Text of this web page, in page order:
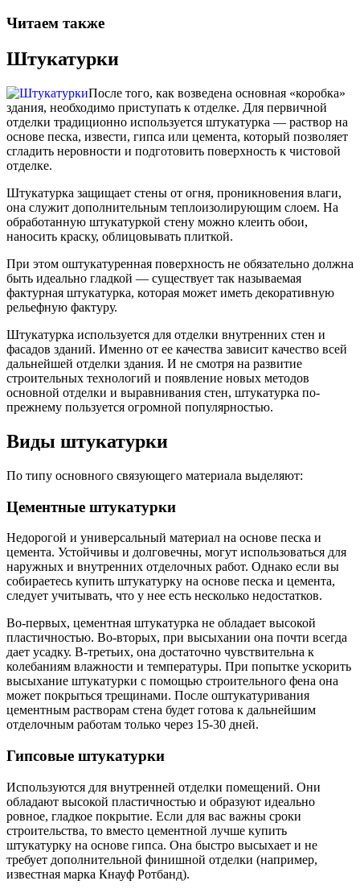
Читаем также
Штукатурки
После того, как возведена основная «коробка»
здания, необходимо приступать к отделке. Для первичной
отделки традиционно используется штукатурка — раствор на
основе песка, извести, гипса или цемента, который позволяет
сгладить неровности и подготовить поверхность к чистовой
отделке.
Штукатурка защищает стены от огня, проникновения влаги,
она служит дополнительным теплоизолирующим слоем. На
обработанную штукатуркой стену можно клеить обои,
наносить краску, облицовывать плиткой.
При этом оштукатуренная поверхность не обязательно должна
быть идеально гладкой — существует так называемая
фактурная штукатурка, которая может иметь декоративную
рельефную фактуру.
Штукатурка используется для отделки внутренних стен и
фасадов зданий. Именно от ее качества зависит качество всей
дальнейшей отделки здания. И не смотря на развитие
строительных технологий и появление новых методов
основной отделки и выравнивания стен, штукатурка по-
прежнему пользуется огромной популярностью.
Виды штукатурки
По типу основного связующего материала выделяют:
Цементные штукатурки
Недорогой и универсальный материал на основе песка и
цемента. Устойчивы и долговечны, могут использоваться для
наружных и внутренних отделочных работ. Однако если вы
собираетесь купить штукатурку на основе песка и цемента,
следует учитывать, что у нее есть несколько недостатков.
Во-первых, цементная штукатурка не обладает высокой
пластичностью. Во-вторых, при высыхании она почти всегда
дает усадку. В-третьих, она достаточно чувствительна к
колебаниям влажности и температуры. При попытке ускорить
высыхание штукатурки с помощью строительного фена она
может покрыться трещинами. После оштукатуривания
цементным растворам стена будет готова к дальнейшим
отделочным работам только через 15-30 дней.
Гипсовые штукатурки
Используются для внутренней отделки помещений. Они
обладают высокой пластичностью и образуют идеально
ровное, гладкое покрытие. Если для вас важны сроки
строительства, то вместо цементной лучше купить
штукатурку на основе гипса. Она быстро высыхает и не
требует дополнительной финишной отделки (например,
известная марка Кнауф Ротбанд).